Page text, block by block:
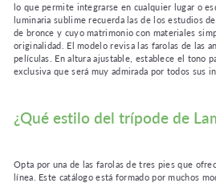
lo que permite integrarse en cualquier lugar o
luminaria sublime recuerda las de los estudios
de bronce y cuyo matrimonio con materiales
originalidad. El modelo revisa las farolas de las
películas. En altura ajustable, establece el tono
exclusiva que será muy admirada por todos sus
¿Qué estilo del trípode de
Opta por una de las farolas de tres pies que
línea. Este catálogo está formado por muchos